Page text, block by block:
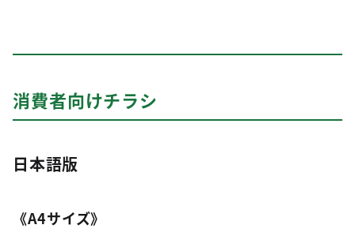
消費者向けチラシ
日本語版
《A4サイズ》